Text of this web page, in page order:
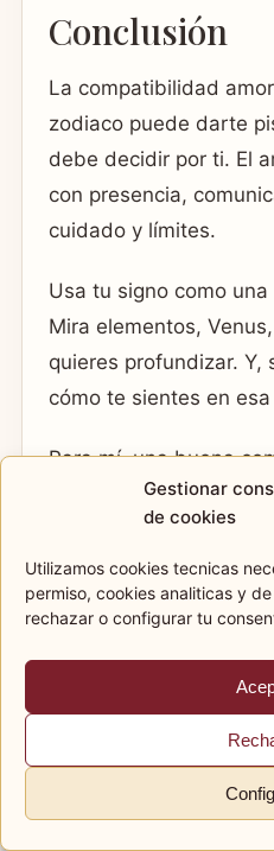
Gestionar
de cookies
Utilizamos cookies tecnicas
permiso, cookies analiticas y
rechazar o configurar tu
Conclusión
La compatibilidad
zodiaco puede darte
debe decidir por ti. El
con presencia,
cuidado y límites.
Usa tu signo como
Mira elementos,
quieres profundizar. Y,
cómo te sientes en
Para mí, una buena
todo encaje sin
diferencias puedan
bonito del vínculo.
Elige con
orientación